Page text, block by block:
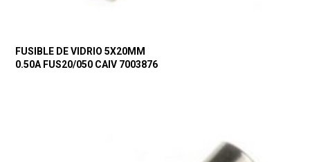
FUSIBLE DE VIDRIO 5X20MM
0.50A FUS20/050 CAIV 7003876